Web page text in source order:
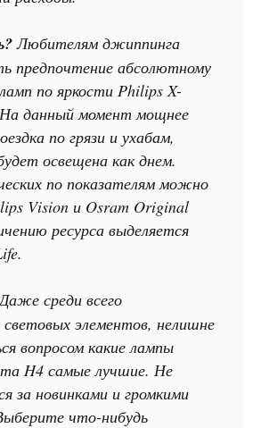
Любителям джиппинга
предпочтение абсолютному
по яркости Philips X-
На данный момент мощнее
по грязи и ухабам,
освещена как днем.
по показателям можно
Vision и Osram Original
ресурса выделяется
среди всего
световых элементов, нелишне
вопросом какие лампы
H4 самые лучшие. Не
за новинками и громкими
что-нибудь